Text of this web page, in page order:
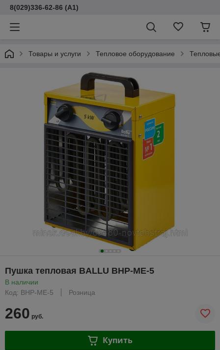
8(029)336-62-86 (A1)
Товары и услуги Тепловое оборудование
Пушка тепловая BALLU BHP-ME-5
В наличии
Код: BHP-ME-5
Розница
260 руб.
Купить